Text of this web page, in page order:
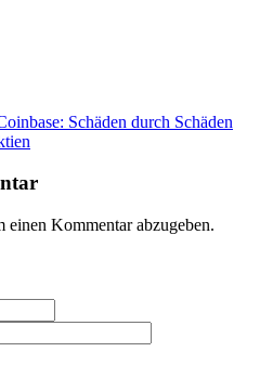
Schäden durch Schäden
einen Kommentar abzugeben.